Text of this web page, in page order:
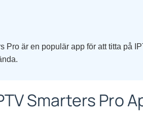
Pro är en populär app för att titta på
Smarters Pro